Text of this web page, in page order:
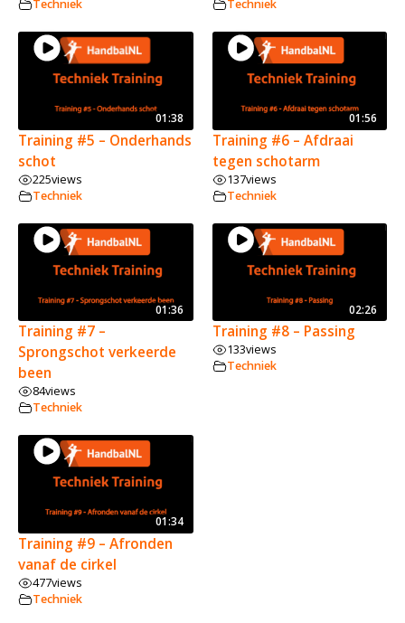
Techniek
Techniek
01:38
Training #5 – Onderhands
schot
225views
Techniek
01:56
Training #6 – Afdraai
tegen schotarm
137views
Techniek
01:36
Training #7 –
Sprongschot verkeerde
been
84views
Techniek
02:26
Training #8 – Passing
133views
Techniek
01:34
Training #9 – Afronden
vanaf de cirkel
477views
Techniek